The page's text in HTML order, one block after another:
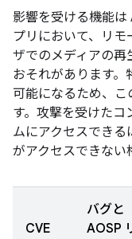
影響を受ける機能は
プリにおいて、リモ
ザでのメディアの再
おそれがあります
可能になるため、
す。攻撃を受けたコ
ムにアクセスできる
がアクセスできない
CVE
バグと
AOSP